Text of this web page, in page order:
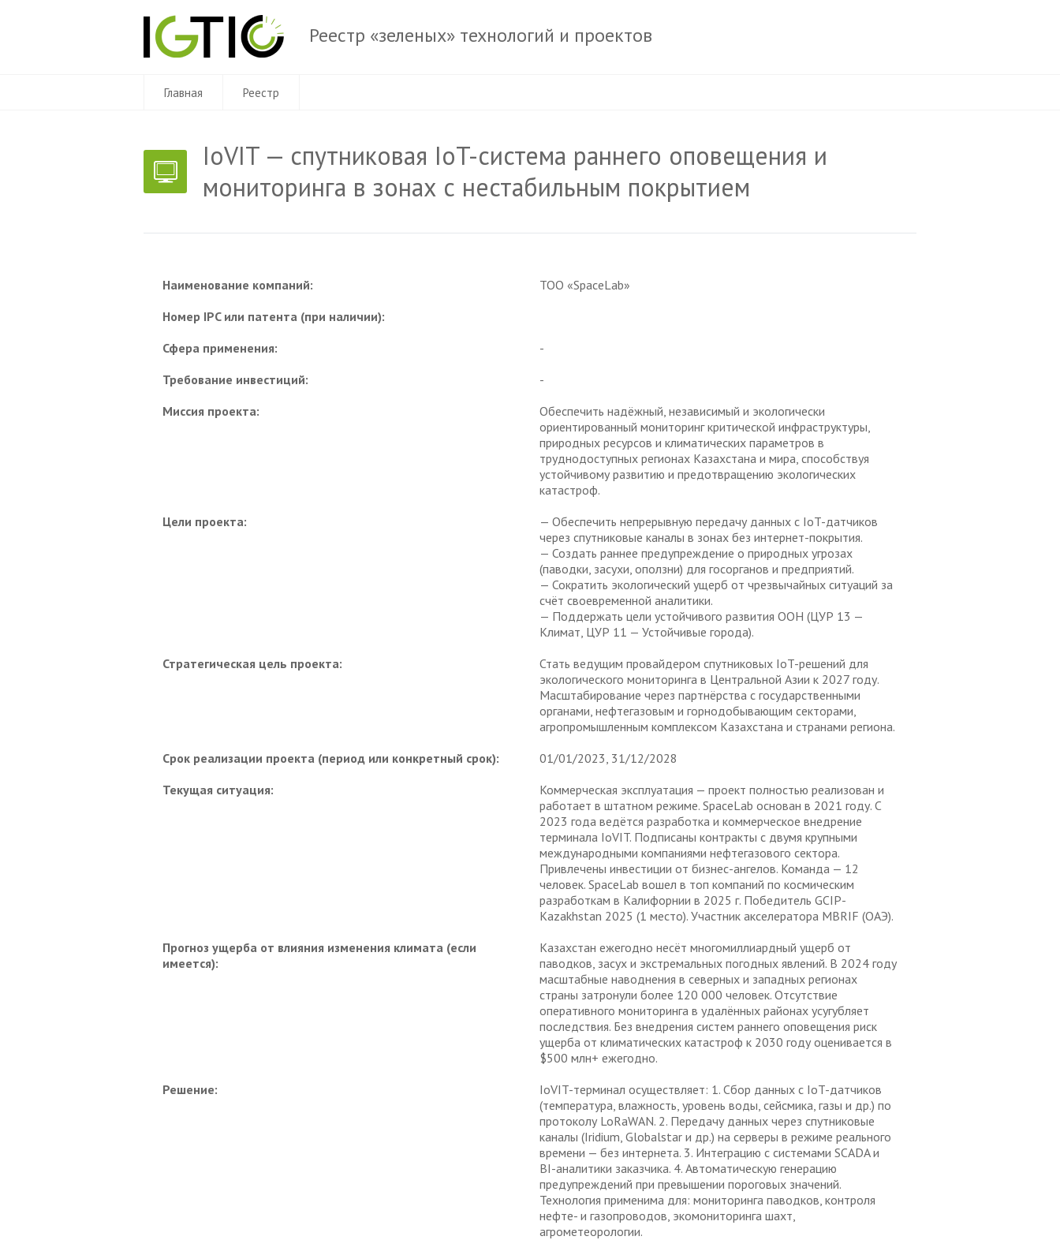
Реестр «зеленых» технологий и проектов
Главная Реестр
IoVIT — спутниковая IoT-система раннего оповещения и
мониторинга в зонах с нестабильным покрытием
Наименование компаний:
ТОО «SpaceLab»
Номер IPC или патента (при наличии):
Сфера применения:
-
Требование инвестиций:
-
Миссия проекта:
Обеспечить надёжный, независимый и экологически
ориентированный мониторинг критической инфраструктуры,
природных ресурсов и климатических параметров в
труднодоступных регионах Казахстана и мира, способствуя
устойчивому развитию и предотвращению экологических
катастроф.
Цели проекта:
— Обеспечить непрерывную передачу данных с IoT-датчиков
через спутниковые каналы в зонах без интернет-покрытия.
— Создать раннее предупреждение о природных угрозах
(паводки, засухи, оползни) для госорганов и предприятий.
— Сократить экологический ущерб от чрезвычайных ситуаций за
счёт своевременной аналитики.
— Поддержать цели устойчивого развития ООН (ЦУР 13 —
Климат, ЦУР 11 — Устойчивые города).
Стратегическая цель проекта:
Стать ведущим провайдером спутниковых IoT-решений для
экологического мониторинга в Центральной Азии к 2027 году.
Масштабирование через партнёрства с государственными
органами, нефтегазовым и горнодобывающим секторами,
агропромышленным комплексом Казахстана и странами региона.
Срок реализации проекта (период или конкретный срок):
01/01/2023, 31/12/2028
Текущая ситуация:
Коммерческая эксплуатация — проект полностью реализован и
работает в штатном режиме. SpaceLab основан в 2021 году. С
2023 года ведётся разработка и коммерческое внедрение
терминала IoVIT. Подписаны контракты с двумя крупными
международными компаниями нефтегазового сектора.
Привлечены инвестиции от бизнес-ангелов. Команда — 12
человек. SpaceLab вошел в топ компаний по космическим
разработкам в Калифорнии в 2025 г. Победитель GCIP-
Kazakhstan 2025 (1 место). Участник акселератора MBRIF (ОАЭ).
Прогноз ущерба от влияния изменения климата (если
имеется):
Казахстан ежегодно несёт многомиллиардный ущерб от
паводков, засух и экстремальных погодных явлений. В 2024 году
масштабные наводнения в северных и западных регионах
страны затронули более 120 000 человек. Отсутствие
оперативного мониторинга в удалённых районах усугубляет
последствия. Без внедрения систем раннего оповещения риск
ущерба от климатических катастроф к 2030 году оценивается в
$500 млн+ ежегодно.
Решение:
IoVIT-терминал осуществляет: 1. Сбор данных с IoT-датчиков
(температура, влажность, уровень воды, сейсмика, газы и др.) по
протоколу LoRaWAN. 2. Передачу данных через спутниковые
каналы (Iridium, Globalstar и др.) на серверы в режиме реального
времени — без интернета. 3. Интеграцию с системами SCADA и
BI-аналитики заказчика. 4. Автоматическую генерацию
предупреждений при превышении пороговых значений.
Технология применима для: мониторинга паводков, контроля
нефте- и газопроводов, экомониторинга шахт,
агрометеорологии.